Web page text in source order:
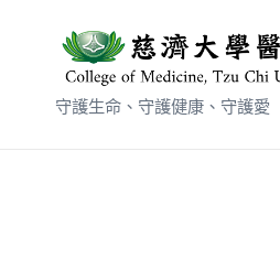
守護生命、守護健康、守護愛